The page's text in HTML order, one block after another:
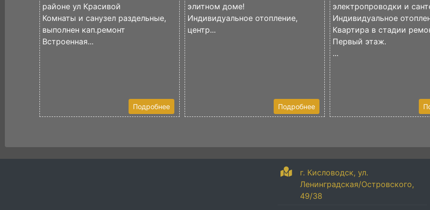
районе ул Красивой
Комнаты и санузел раздельные,
выполнен кап.ремонт
Встроенная...
Подробнее
элитном доме!
Индивидуальное отопление,
центр...
Подробнее
электропроводки и
Индивидуальное
Квартира в стадии
Первый этаж.
...
г. Кисловодск, ул.
Ленинградская/Островского,
49/38